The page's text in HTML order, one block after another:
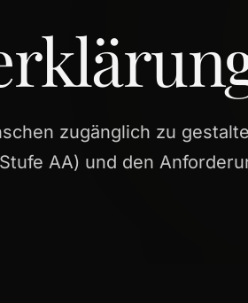
zugänglich zu
AA) und den